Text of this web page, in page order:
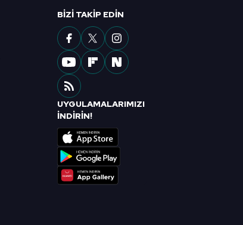
BIZI TAKIP EDIN
UYGULAMALARIMIZI
İNDİRİN!